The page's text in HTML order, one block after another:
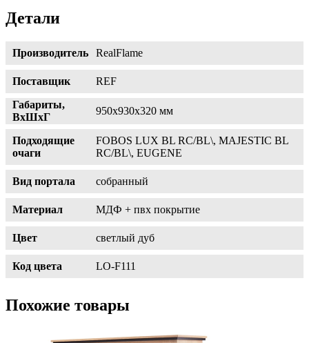
Детали
Производитель RealFlame
Поставщик
REF
Габариты,
ВхШхГ
950х930х320 мм
Подходящие
очаги
FOBOS LUX BL RC/BL\, MAJESTIC BL
RC/BL\, EUGENE
Вид портала собранный
Материал МДФ + пвх покрытие
Цвет светлый дуб
Код цвета LO-F111
Похожие товары